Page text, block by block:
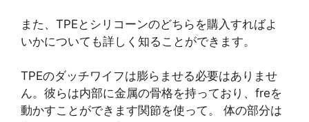
また、TPEとシリコーンのどちらを購入すればよ
いかについても詳しく知ることができます。
TPEのダッチワイフは膨らませる必要はありませ
ん。彼らは内部に金属の骨格を持っており、freを
動かすことができます関節を使って。 体の部分は